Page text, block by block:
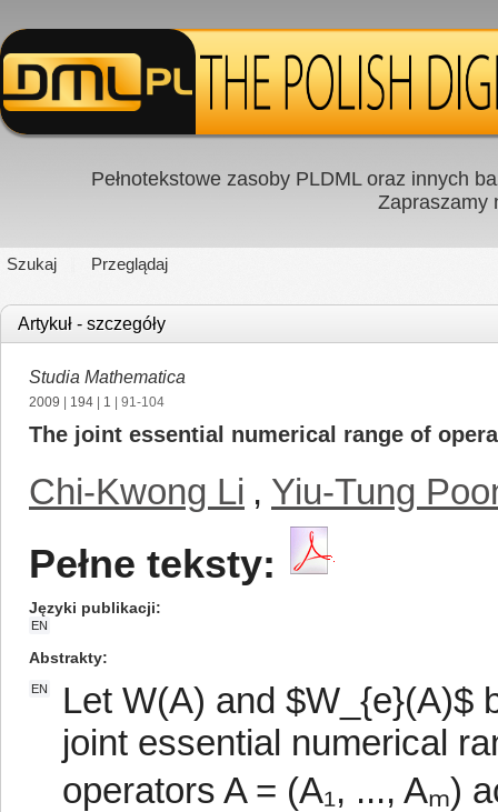
Pełnotekstowe zasoby PLDML oraz innych
Zapraszamy
Szukaj Przeglądaj
Artykuł - szczegóły
Studia Mathematica
2009 194 1 | 91-104
The joint essential numerical range of
Chi-Kwong Li , Yiu-Tung
Pełne teksty:
Języki publikacji
EN
Abstrakty
EN
Let W(A) and $W_{e}(A)$
joint essential numerical
operators A = (A₁, ..., Aₘ)